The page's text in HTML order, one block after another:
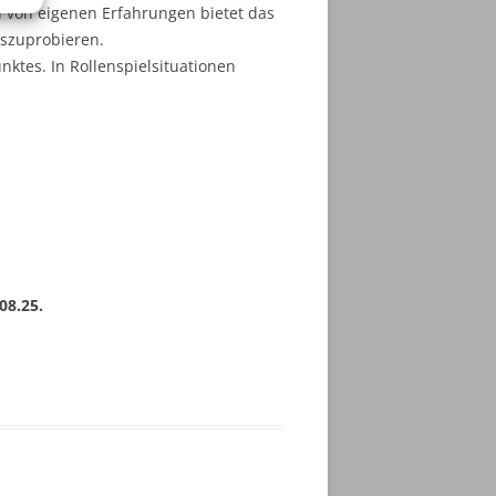
eigenen Erfahrungen bietet das
In Rollenspielsituationen